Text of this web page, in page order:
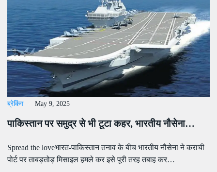
ब्रेकिंग May 9, 2025
पाकिस्तान पर समुद्र से भी टूटा कहर, भारतीय नौसेना…
Spread the loveभारत-पाकिस्तान तनाव के बीच भारतीय नौसेना ने कराची
पोर्ट पर ताबड़तोड़ मिसाइल हमले कर इसे पूरी तरह तबाह कर…